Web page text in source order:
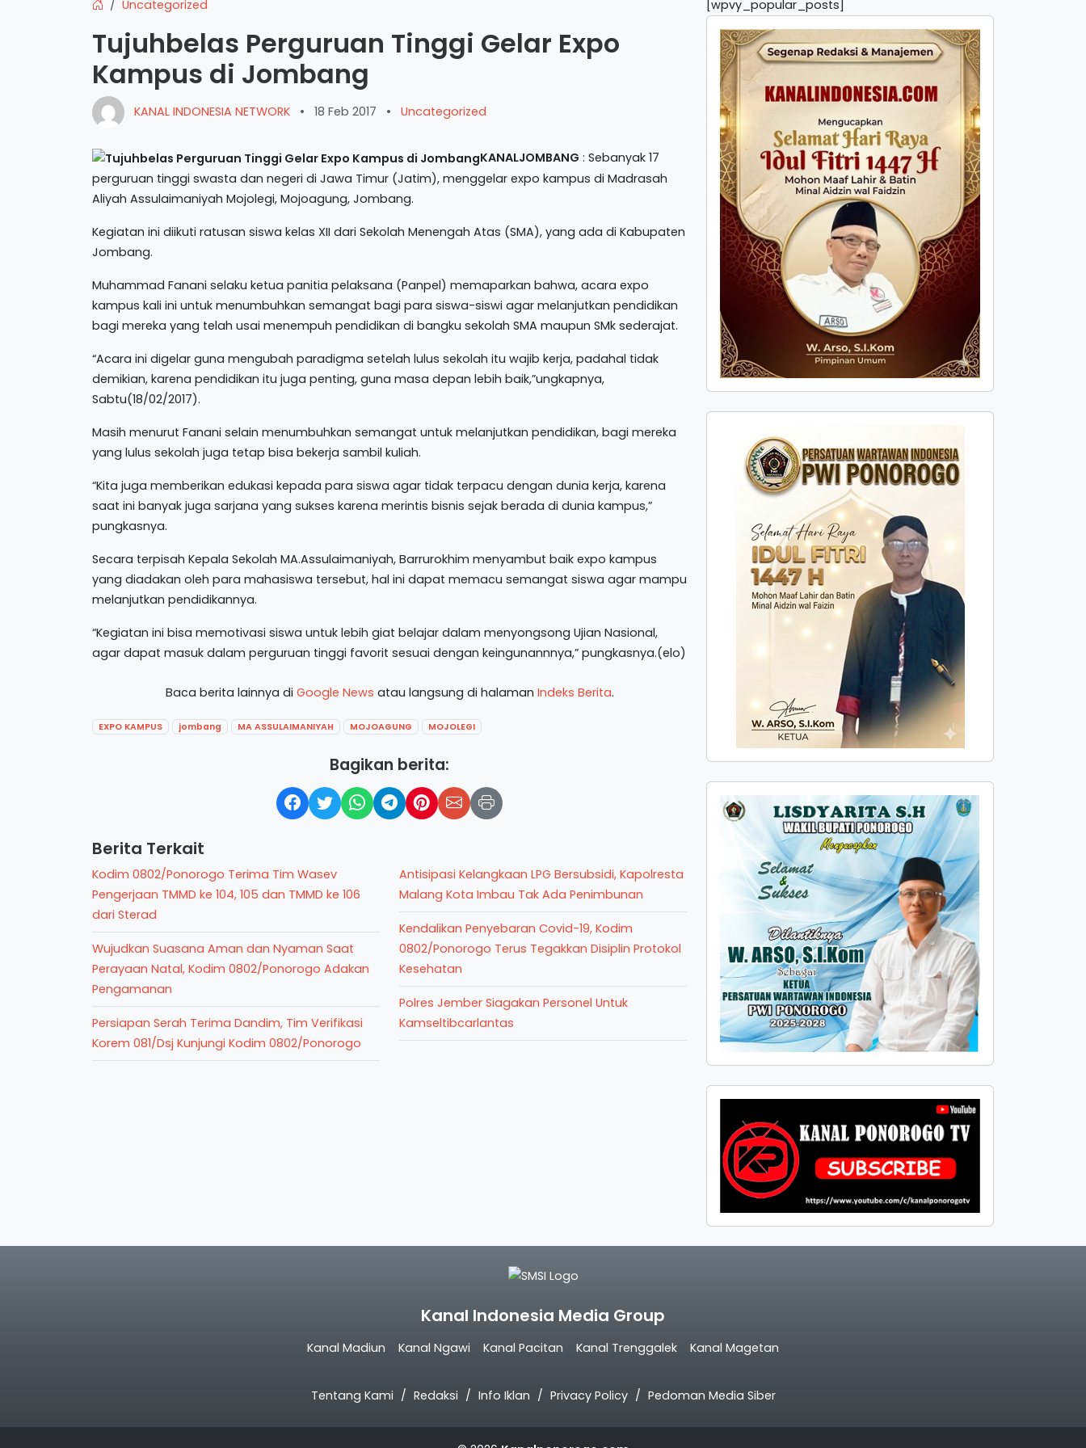
Uncategorized
Tujuhbelas Perguruan Tinggi Gelar Expo
Kampus di Jombang
KANAL INDONESIA NETWORK • 18 Feb 2017 • Uncategorized
KANALJOMBANG : Sebanyak 17
perguruan tinggi swasta dan negeri di Jawa Timur (Jatim), menggelar expo kampus di Madrasah
Aliyah Assulaimaniyah Mojolegi, Mojoagung, Jombang.
Kegiatan ini diikuti ratusan siswa kelas XII dari Sekolah Menengah Atas (SMA), yang ada di Kabupaten
Jombang.
Muhammad Fanani selaku ketua panitia pelaksana (Panpel) memaparkan bahwa, acara expo
kampus kali ini untuk menumbuhkan semangat bagi para siswa-siswi agar melanjutkan pendidikan
bagi mereka yang telah usai menempuh pendidikan di bangku sekolah SMA maupun SMk sederajat.
“Acara ini digelar guna mengubah paradigma setelah lulus sekolah itu wajib kerja, padahal tidak
demikian, karena pendidikan itu juga penting, guna masa depan lebih baik,”ungkapnya,
Sabtu(18/02/2017).
Masih menurut Fanani selain menumbuhkan semangat untuk melanjutkan pendidikan, bagi mereka
yang lulus sekolah juga tetap bisa bekerja sambil kuliah.
“Kita juga memberikan edukasi kepada para siswa agar tidak terpacu dengan dunia kerja, karena
saat ini banyak juga sarjana yang sukses karena merintis bisnis sejak berada di dunia kampus,”
pungkasnya.
Secara terpisah Kepala Sekolah MA.Assulaimaniyah, Barrurokhim menyambut baik expo kampus
yang diadakan oleh para mahasiswa tersebut, hal ini dapat memacu semangat siswa agar mampu
melanjutkan pendidikannya.
“Kegiatan ini bisa memotivasi siswa untuk lebih giat belajar dalam menyongsong Ujian Nasional,
agar dapat masuk dalam perguruan tinggi favorit sesuai dengan keingunannnya,” pungkasnya.(elo)
Baca berita lainnya di Google News atau langsung di halaman Indeks Berita.
EXPO KAMPUS jombang MA ASSULAIMANIYAH MOJOAGUNG MOJOLEGI
Bagikan berita:
Berita Terkait
Kodim 0802/Ponorogo Terima Tim Wasev
Pengerjaan TMMD ke 104, 105 dan TMMD ke 106
dari Sterad
Wujudkan Suasana Aman dan Nyaman Saat
Perayaan Natal, Kodim 0802/Ponorogo Adakan
Pengamanan
Persiapan Serah Terima Dandim, Tim Verifikasi
Korem 081/Dsj Kunjungi Kodim 0802/Ponorogo
Antisipasi Kelangkaan LPG Bersubsidi, Kapolresta
Malang Kota Imbau Tak Ada Penimbunan
Kendalikan Penyebaran Covid-19, Kodim
0802/Ponorogo Terus Tegakkan Disiplin Protokol
Kesehatan
Polres Jember Siagakan Personel Untuk
Kamseltibcarlantas
[wpvy_popular_posts]
Kanal Indonesia Media Group
Kanal Madiun Kanal Ngawi Kanal Pacitan Kanal Trenggalek Kanal Magetan
Tentang Kami Redaksi Info Iklan Privacy Policy Pedoman Media Siber